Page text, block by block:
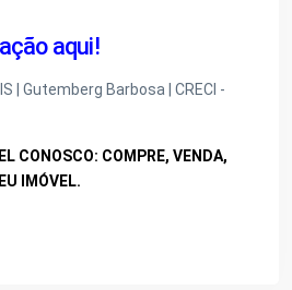
aqui!
| Gutemberg Barbosa | CRECI -
CONOSCO: COMPRE, VENDA,
IMÓVEL.